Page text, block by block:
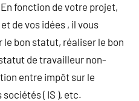
fonction de votre projet,
de vos idées , il vous
bon statut, réaliser le bon
de travailleur non-
entre impôt sur le
sociétés ( IS ), etc.